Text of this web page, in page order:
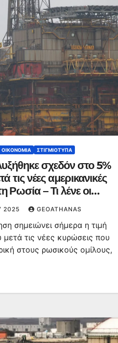
ΟΙΚΟΝΟΜΊΑ ΣΤΙΓΜΙΌΤΥΠΑ
σχεδόν στο 5%
τις νέες αμερικανικές
Ρωσία – Τι λένε οι
2025 GEOATHANAS
σημειώνει σήμερα η τιμή
μετά τις νέες κυρώσεις που
στους ρωσικούς ομίλους,